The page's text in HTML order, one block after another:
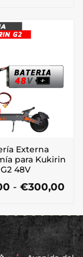
Externa
para Kukirin
G2 48V
- €300,00
tiene
múltiples
variantes.